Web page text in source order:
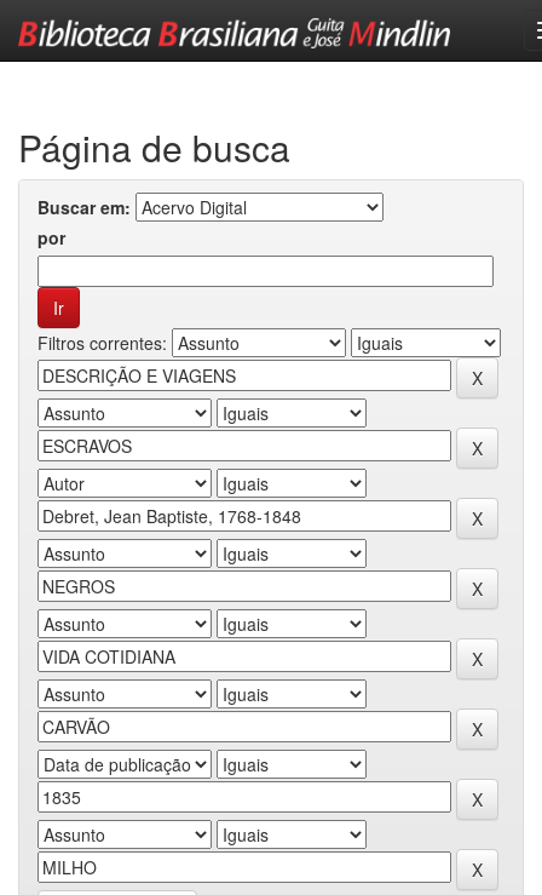
Página de busca
Buscar em:
por
Filtros correntes: